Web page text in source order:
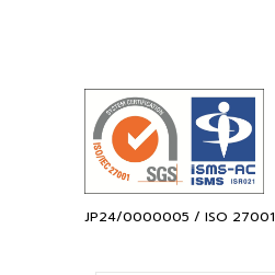
JP24/0000005 / ISO 27001